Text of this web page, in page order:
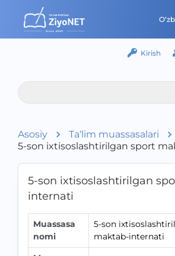
Kirish
Asosiy
Ta‘lim muassasalari
5-son ixtisoslashtirilgan sport
5-son ixtisoslashtirilgan
internati
Muassasa
nomi
5-son
maktab-internati